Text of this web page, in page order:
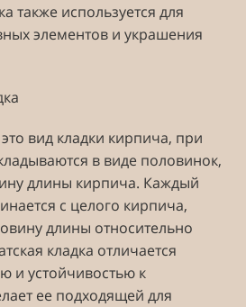
также используется для
элементов и украшения
вид кладки кирпича, при
в виде половинок,
длины кирпича. Каждый
с целого кирпича,
длины относительно
кладка отличается
и устойчивостью к
ее подходящей для